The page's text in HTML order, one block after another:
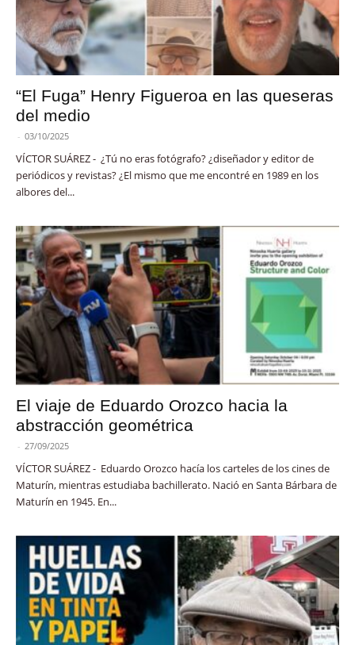
“El Fuga” Henry Figueroa en las queseras
del medio
- 03/10/2025
VÍCTOR SUÁREZ - ¿Tú no eras fotógrafo? ¿diseñador y editor de
periódicos y revistas? ¿El mismo que me encontré en 1989 en los
albores del...
El viaje de Eduardo Orozco hacia la
abstracción geométrica
- 27/09/2025
VÍCTOR SUÁREZ - Eduardo Orozco hacía los carteles de los cines de
Maturín, mientras estudiaba bachillerato. Nació en Santa Bárbara de
Maturín en 1945. En...